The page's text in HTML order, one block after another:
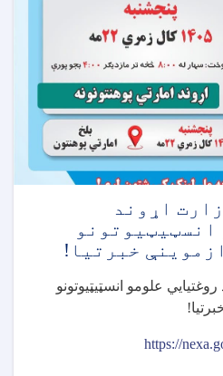
اړوند
انسټيټيوتونو
خبرتيا!
علومو انسټيټيوتونو
!
https://